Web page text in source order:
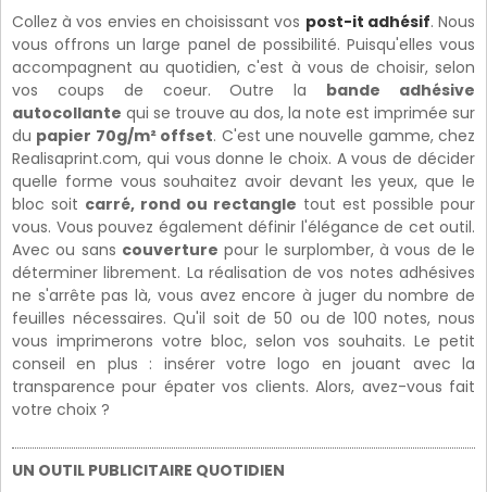
Collez à vos envies en choisissant vos post-it adhésif. Nous
vous offrons un large panel de possibilité. Puisqu'elles vous
accompagnent au quotidien, c'est à vous de choisir, selon
vos coups de coeur. Outre la bande adhésive
autocollante qui se trouve au dos, la note est imprimée sur
du papier 70g/m² offset. C'est une nouvelle gamme, chez
Realisaprint.com, qui vous donne le choix. A vous de décider
quelle forme vous souhaitez avoir devant les yeux, que le
bloc soit carré, rond ou rectangle tout est possible pour
vous. Vous pouvez également définir l'élégance de cet outil.
Avec ou sans couverture pour le surplomber, à vous de le
déterminer librement. La réalisation de vos notes adhésives
ne s'arrête pas là, vous avez encore à juger du nombre de
feuilles nécessaires. Qu'il soit de 50 ou de 100 notes, nous
vous imprimerons votre bloc, selon vos souhaits. Le petit
conseil en plus : insérer votre logo en jouant avec la
transparence pour épater vos clients. Alors, avez-vous fait
votre choix ?
UN OUTIL PUBLICITAIRE QUOTIDIEN